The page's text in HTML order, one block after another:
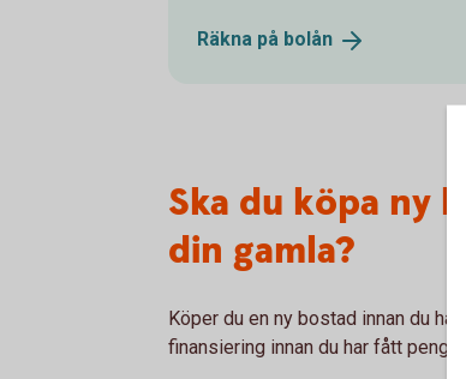
Räkna på bolån
Ska du köpa ny
din gamla?
Köper du en ny bostad innan du
finansiering innan du har fått